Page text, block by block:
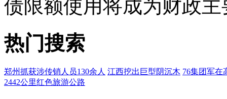
债限额使用将成为财政
热门搜索
郑州抓获涉传销人员130余人 江西挖出巨型阴沉木 76集团军在
2442公里红色旅游公路